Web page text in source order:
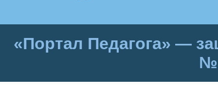
«Портал Педагога» —